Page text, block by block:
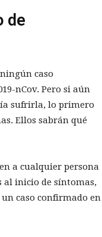
de
caso
nCov. Pero si aún
sufrirla, lo primero
Ellos sabrán qué
a cualquier persona
al inicio de síntomas,
caso confirmado en